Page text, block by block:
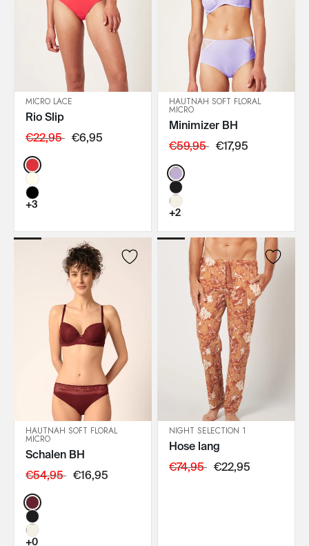
IN DEN WARENKORB
MICRO LACE
Rio Slip
€22,95 €6,95
Color:
+3
HAUTNAH SOFT FLORAL
MICRO
Minimizer BH
€59,95 €17,95
Color:
+2
HAUTNAH SOFT FLORAL
MICRO
Schalen BH
€54,95 €16,95
Color:
+0
IN DEN WARENKORB
NIGHT SELECTION 1
Hose lang
€74,95 €22,95